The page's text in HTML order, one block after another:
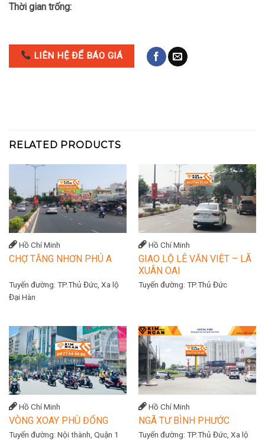
Thời gian trống:
LIÊN HỆ ĐỂ BÁO GIÁ
RELATED PRODUCTS
Hồ Chí Minh
CHỢ TĂNG NHƠN PHÚ A
Tuyến đường: TP.Thủ Đức, Xa lộ
Đại Hàn
Hồ Chí Minh
GIAO LỘ LÊ VĂN VIỆT – LÃ
XUÂN OAI
Tuyến đường: TP.Thủ Đức
Hồ Chí Minh
VÒNG XOAY PHÙ ĐỔNG
Tuyến đường: Nội thành, Quận 1
Hồ Chí Minh
NGÃ TƯ BÌNH PHƯỚC
Tuyến đường: TP.Thủ Đức, Xa lộ